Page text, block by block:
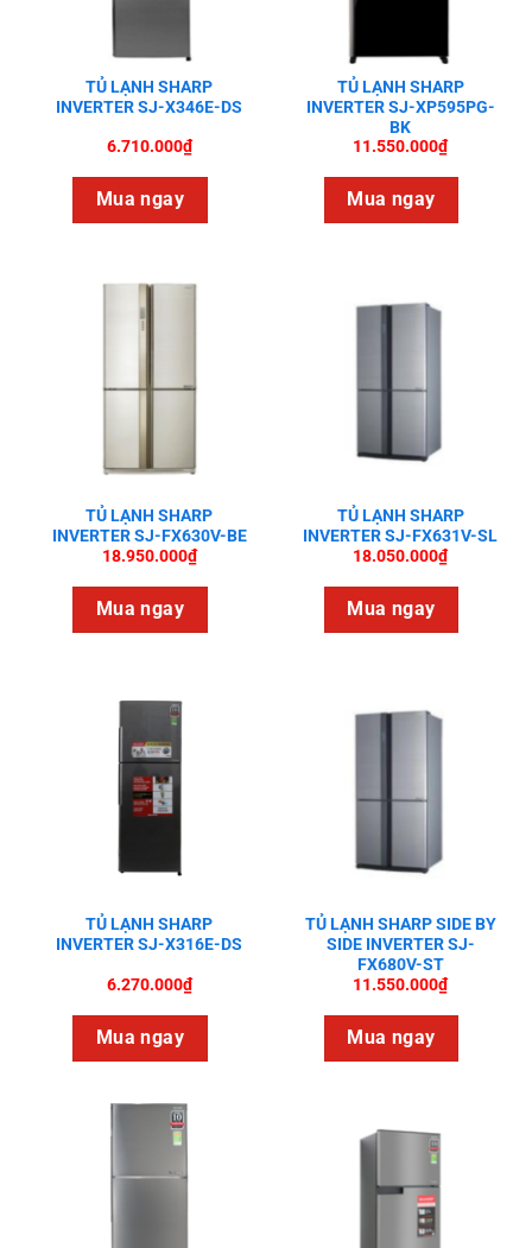
TỦ LẠNH SHARP
INVERTER SJ-X346E-DS
6.710.000₫
Mua ngay
TỦ LẠNH SHARP
INVERTER SJ-XP595PG-
BK
11.550.000₫
Mua ngay
TỦ LẠNH SHARP
INVERTER SJ-FX630V-BE
18.950.000₫
Mua ngay
TỦ LẠNH SHARP
INVERTER SJ-FX631V-SL
18.050.000₫
Mua ngay
TỦ LẠNH SHARP
INVERTER SJ-X316E-DS
6.270.000₫
Mua ngay
TỦ LẠNH SHARP SIDE BY
SIDE INVERTER SJ-
FX680V-ST
11.550.000₫
Mua ngay